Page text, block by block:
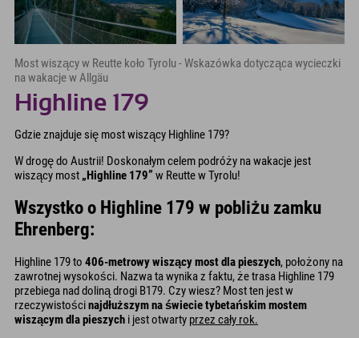
Most wiszący w Reutte koło Tyrolu - Wskazówka dotycząca wycieczki
na wakacje w Allgäu
Highline 179
Gdzie znajduje się most wiszący Highline 179?
W drogę do Austrii! Doskonałym celem podróży na wakacje jest
wiszący most „Highline 179” w Reutte w Tyrolu!
Wszystko o Highline 179 w pobliżu zamku
Ehrenberg:
Highline 179 to 406-metrowy wiszący most dla pieszych, położony na
zawrotnej wysokości. Nazwa ta wynika z faktu, że trasa Highline 179
przebiega nad doliną drogi B179. Czy wiesz? Most ten jest w
rzeczywistościnajdłuższym na świecie tybetańskim mostem
wiszącym dla pieszych i jest otwarty przez cały rok.